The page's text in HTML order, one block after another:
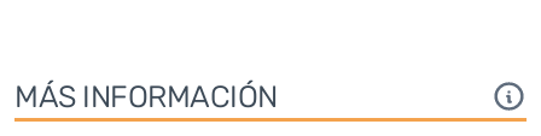
MÁS INFORMACIÓN